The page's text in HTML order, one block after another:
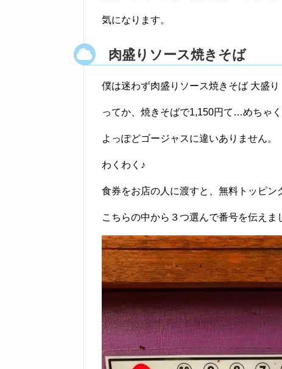
気になります。
肉盛りソース焼きそば
僕は迷わず肉盛りソース焼きそば 大盛
ってか、焼きそばで1,150円て…めちゃ
よっぽどゴージャスに違いありません。
わくわく♪
食券をお店の人に渡すと、無料トッピン
こちらの中から３つ選んで番号を伝えま